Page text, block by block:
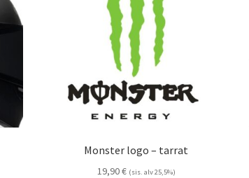
Monster logo – tarrat
19,90€ (sis. alv 25,5%)